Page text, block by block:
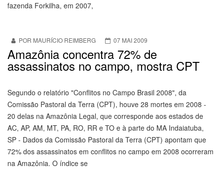
fazenda Forkilha, em 2007,
POR MAURÍCIO REIMBERG 07 MAI 2009
Amazônia concentra 72% de
assassinatos no campo, mostra CPT
Segundo o relatório "Conflitos no Campo Brasil 2008", da
Comissão Pastoral da Terra (CPT), houve 28 mortes em 2008 -
20 delas na Amazônia Legal, que corresponde aos estados de
AC, AP, AM, MT, PA, RO, RR e TO e à parte do MA Indaiatuba,
SP - Dados da Comissão Pastoral da Terra (CPT) apontam que
72% dos assassinatos em conflitos no campo em 2008 ocorreram
na Amazônia. O índice se